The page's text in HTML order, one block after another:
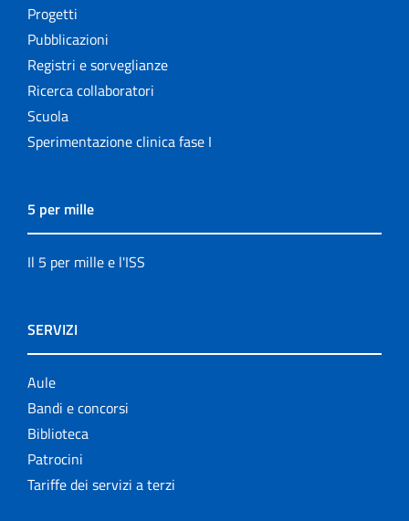
Progetti
Pubblicazioni
Registri e sorveglianze
Ricerca collaboratori
Scuola
Sperimentazione clinica fase I
5 per mille
Il 5 per mille e l'ISS
SERVIZI
Aule
Bandi e concorsi
Biblioteca
Patrocini
Tariffe dei servizi a terzi